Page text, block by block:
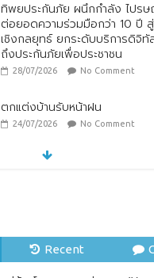
ทิพยประกันภัย ผนึกกำลัง ไปร
ต่อยอดความร่วมมือกว่า 10 ปี
เชิงกลยุทธ์ ยกระดับบริการดิจิทัล
ถึงประกันภัยเพื่อประชาชน
28/07/2026 No Comment
ตกแต่งบ้านรับหน้าฝน
24/07/2026 No Comment
Recent